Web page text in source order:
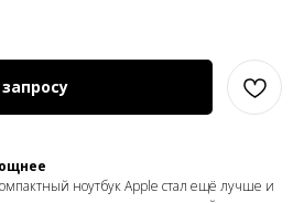
ноутбук Apple cтал ещё лучше и